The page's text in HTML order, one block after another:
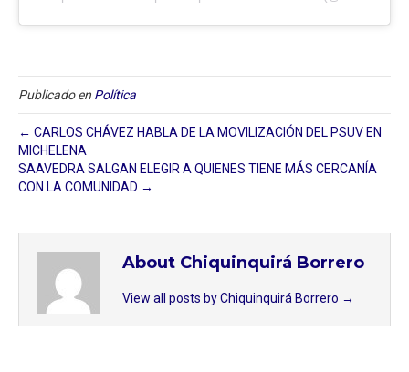
Publicado en Política
← CARLOS CHÁVEZ HABLA DE LA MOVILIZACIÓN DEL PSUV EN
MICHELENA
SAAVEDRA SALGAN ELEGIR A QUIENES TIENE MÁS CERCANÍA
CON LA COMUNIDAD →
About Chiquinquirá Borrero
View all posts by Chiquinquirá Borrero →